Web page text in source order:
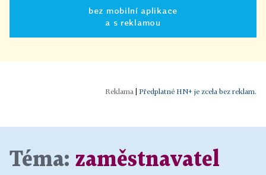
bez mobilní aplikace
a s reklamou
Předplatné HN+ je zcela bez reklam.
Téma: zaměstnavatel